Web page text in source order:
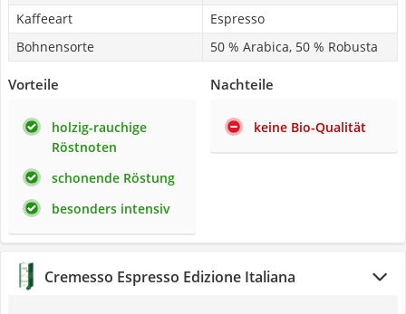
Kaffeeart
Espresso
Bohnensorte
50 % Arabica, 50 % Robusta
Vorteile
holzig-rauchige
Röstnoten
schonende Röstung
besonders intensiv
Nachteile
keine Bio-Qualität
Cremesso Espresso Edizione Italiana